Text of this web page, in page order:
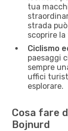
tua
strada
scoprire
Ciclismo
paesaggi
sempre
uffici
esplorare.
Cosa fare
Bojnurd